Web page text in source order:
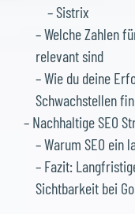
– Sistrix
– Welche Zahlen
relevant sind
– Wie du deine
Schwachstellen
– Nachhaltige SEO
– Warum SEO ein
– Fazit:
Sichtbarkeit bei